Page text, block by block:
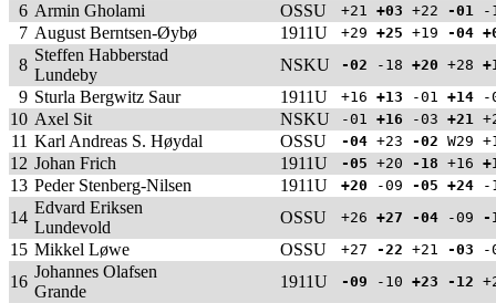
6 Armin Gholami OSSU +21 +03 +22 -01 -
7 August Berntsen-Øybø 1911U +29 +25 +19 -04
8
Steffen Habberstad
Lundeby
NSKU -02 -18 +20 +28
9 Sturla Bergwitz Saur 1911U +16 +13 -01 +14 -
10 Axel Sit NSKU -01 +16 -03 +21
11 Karl Andreas S. Høydal OSSU -04 +23 -02 W29
12 Johan Frich 1911U -05 +20 -18 +16
13 Peder Stenberg-Nilsen 1911U +20 -09 -05 +24 -
14
Edvard Eriksen
Lundevold
OSSU +26 +27 -04 -09 -
15 Mikkel Løwe OSSU +27 -22 +21 -03 -
16
Johannes Olafsen
Grande
1911U -09 -10 +23 -12